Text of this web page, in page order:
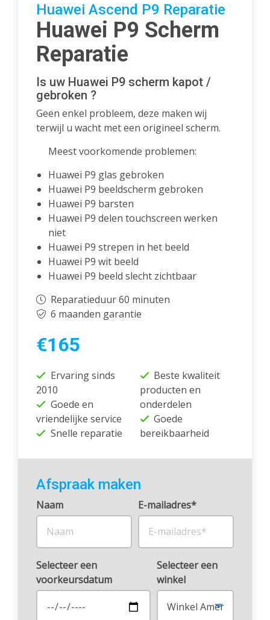
Huawei Ascend P9 Reparatie
Huawei P9 Scherm
Reparatie
Is uw Huawei P9 scherm kapot /
gebroken ?
Geen enkel probleem, deze maken wij
terwijl u wacht met een origineel scherm.
Meest voorkomende problemen:
Huawei P9 glas gebroken
Huawei P9 beeldscherm gebroken
Huawei P9 barsten
Huawei P9 delen touchscreen werken
niet
Huawei P9 strepen in het beeld
Huawei P9 wit beeld
Huawei P9 beeld slecht zichtbaar
Reparatieduur 60 minuten
6 maanden garantie
€165
Ervaring sinds
2010
Goede en
vriendelijke service
Snelle reparatie
Beste kwaliteit
producten en
onderdelen
Goede
bereikbaarheid
Afspraak maken
Naam E-mailadres*
Selecteer een
voorkeursdatum
Selecteer een
winkel